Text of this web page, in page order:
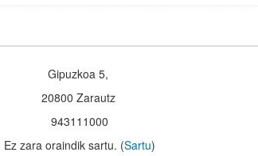
Gipuzkoa 5,
20800 Zarautz
943111000
Ez zara oraindik sartu. (Sartu)